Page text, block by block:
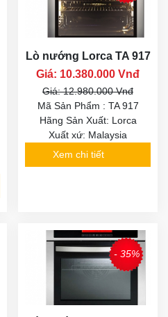
Lò nướng Lorca TA 917
Giá: 10.380.000 Vnđ
Giá: 12.980.000 Vnđ
Mã Sản Phẩm : TA 917
Hãng Sản Xuất: Lorca
Xuất xứ: Malaysia
Xem chi tiết
- 35%